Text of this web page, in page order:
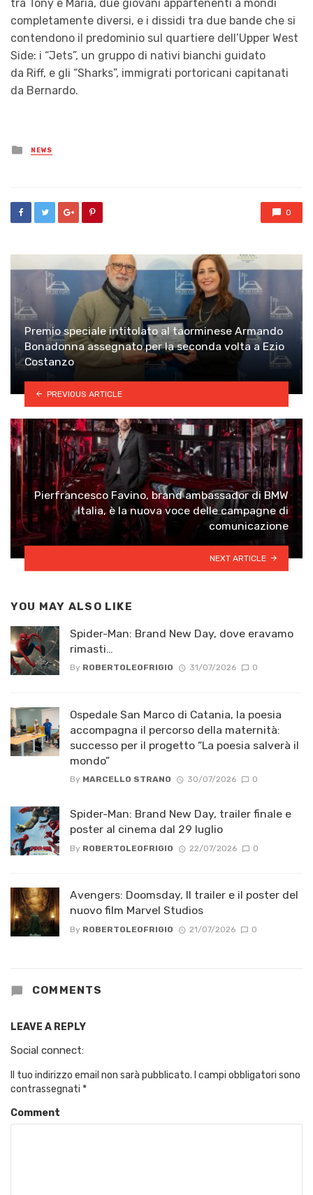
tra Tony e Maria, due giovani appartenenti a mondi
completamente diversi, e i dissidi tra due bande che si
contendono il predominio sul quartiere dell’Upper West
Side: i “Jets”, un gruppo di nativi bianchi guidato
da Riff, e gli “Sharks”, immigrati portoricani capitanati
da Bernardo.
Posted
in
NEWS
0
Premio speciale intitolato al taorminese Armando
Bonadonna assegnato per la seconda volta a Ezio
Costanzo
PREVIOUS ARTICLE
Pierfrancesco Favino, brand ambassador di BMW
Italia, è la nuova voce delle campagne di
comunicazione
NEXT ARTICLE
YOU MAY ALSO LIKE
Spider-Man: Brand New Day, dove eravamo
rimasti…
By ROBERTOLEOFRIGIO 31/07/2026 0
Ospedale San Marco di Catania, la poesia
accompagna il percorso della maternità:
successo per il progetto “La poesia salverà il
mondo”
By MARCELLO STRANO 30/07/2026 0
Spider-Man: Brand New Day, trailer finale e
poster al cinema dal 29 luglio
By ROBERTOLEOFRIGIO 22/07/2026 0
Avengers: Doomsday, Il trailer e il poster del
nuovo film Marvel Studios
By ROBERTOLEOFRIGIO 21/07/2026 0
COMMENTS
LEAVE A REPLY
Social connect:
Il tuo indirizzo email non sarà pubblicato. I campi obbligatori sono
contrassegnati *
Comment